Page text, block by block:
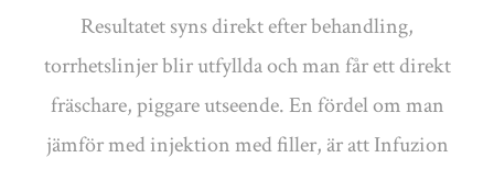
Resultatet syns direkt efter behandling,
torrhetslinjer blir utfyllda och man får ett direkt
fräschare, piggare utseende. En fördel om man
jämför med injektion med filler, är att Infuzion